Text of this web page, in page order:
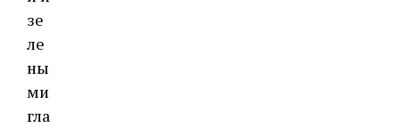
зе
ле
ны
ми
гла